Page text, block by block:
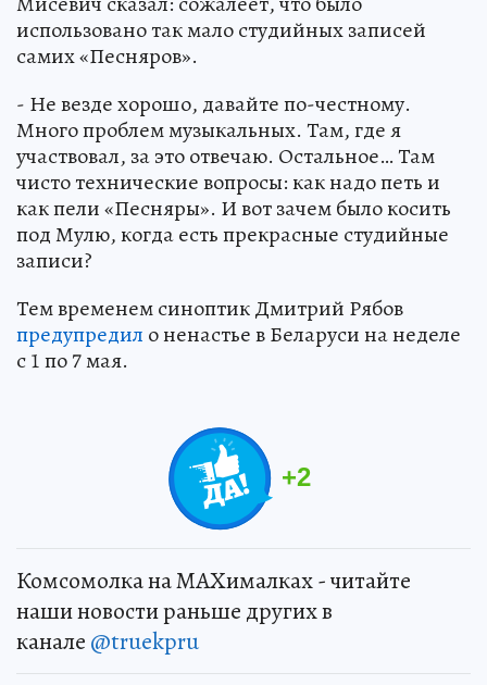
использовано так мало студийных записей
самих «Песняров».
- Не везде хорошо, давайте по-честному.
Много проблем музыкальных. Там, где я
участвовал, за это отвечаю. Остальное… Там
чисто технические вопросы: как надо петь и
как пели «Песняры». И вот зачем было косить
под Мулю, когда есть прекрасные студийные
записи?
Тем временем синоптик Дмитрий Рябов
предупредил о ненастье в Беларуси на неделе
с 1 по 7 мая.
+2
Комсомолка на MAXималках - читайте
наши новости раньше других в
канале @truekpru